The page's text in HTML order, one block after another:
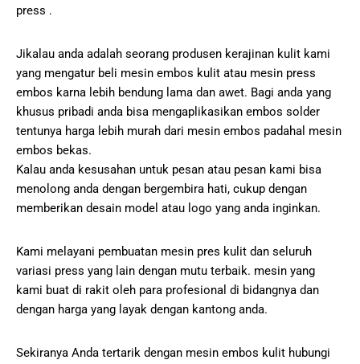
press .
Jikalau anda adalah seorang produsen kerajinan kulit kami
yang mengatur beli mesin embos kulit atau mesin press
embos karna lebih bendung lama dan awet. Bagi anda yang
khusus pribadi anda bisa mengaplikasikan embos solder
tentunya harga lebih murah dari mesin embos padahal mesin
embos bekas.
Kalau anda kesusahan untuk pesan atau pesan kami bisa
menolong anda dengan bergembira hati, cukup dengan
memberikan desain model atau logo yang anda inginkan.
Kami melayani pembuatan mesin pres kulit dan seluruh
variasi press yang lain dengan mutu terbaik. mesin yang
kami buat di rakit oleh para profesional di bidangnya dan
dengan harga yang layak dengan kantong anda.
Sekiranya Anda tertarik dengan mesin embos kulit hubungi